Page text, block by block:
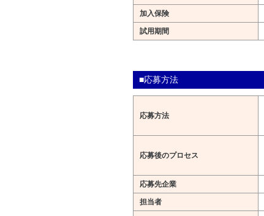
加入保険
試用期間
■応募方法
応募方法
応募後のプロセス
応募先企業
担当者